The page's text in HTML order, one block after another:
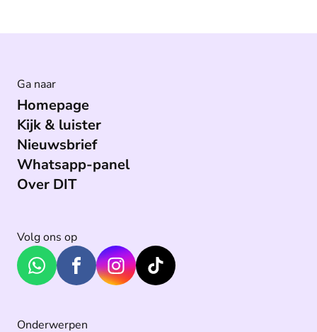
Ga naar
Homepage
Kijk & luister
Nieuwsbrief
Whatsapp-panel
Over DIT
Volg ons op
Onderwerpen